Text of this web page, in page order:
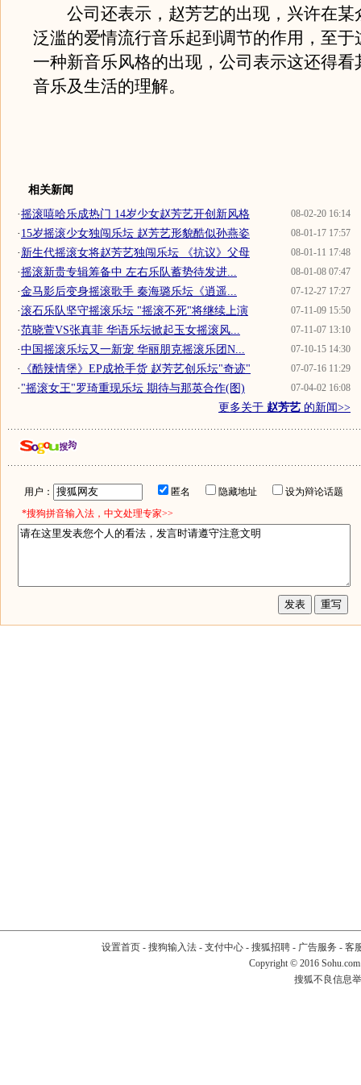
公司还表示，赵芳艺的出现，兴许在某
泛滥的爱情流行音乐起到调节的作用，至于
一种新音乐风格的出现，公司表示这还得看
音乐及生活的理解。
相关新闻
08-02-20 16:14
·摇滚嘻哈乐成热门 14岁少女赵芳艺开创新风格
08-01-17 17:57
·15岁摇滚少女独闯乐坛 赵芳艺形貌酷似孙燕姿
08-01-11 17:48
·新生代摇滚女将赵芳艺独闯乐坛 《抗议》父母
08-01-08 07:47
·摇滚新贵专辑筹备中 左右乐队蓄势待发进...
07-12-27 17:27
·金马影后变身摇滚歌手 秦海璐乐坛《逍遥...
07-11-09 15:50
·滚石乐队坚守摇滚乐坛 "摇滚不死"将继续上演
07-11-07 13:10
·范晓萱VS张真菲 华语乐坛掀起玉女摇滚风...
07-10-15 14:30
·中国摇滚乐坛又一新宠 华丽朋克摇滚乐团N...
07-07-16 11:29
· 《酷辣情堡》EP成抢手货 赵芳艺创乐坛"奇迹"
07-04-02 16:08
·"摇滚女王"罗琦重现乐坛 期待与那英合作(图)
更多关于 赵芳艺 的新闻>>
用户： 匿名 隐藏地址
设为辩论话题
*搜狗拼音输入法，中文处理专家>>
设置首页- 搜狗输入法- 支付中心- 搜狐招聘- 广告服务 - 客
Copyright © 2016
搜狐不良信息